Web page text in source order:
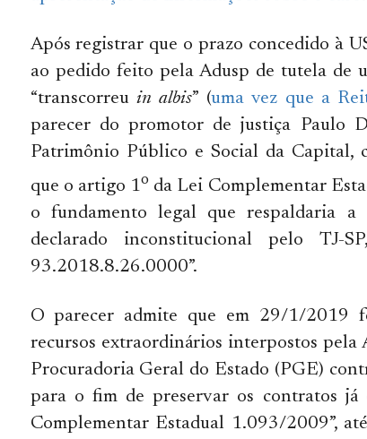
Após registrar que o prazo concedido à
ao pedido feito pela Adusp de tutela de
“transcorreu in albis” (uma vez que a
parecer do promotor de justiça Paulo
Patrimônio Público e Social da Capital,
que o artigo 1o da Lei Complementar
o fundamento legal que respaldaria a
declarado inconstitucional pelo TJ-
93.2018.8.26.0000”.
O parecer admite que em 29/1/2019
recursos extraordinários interpostos pela
Procuradoria Geral do Estado (PGE)
para o fim de preservar os contratos já
Complementar Estadual 1.093/2009”,